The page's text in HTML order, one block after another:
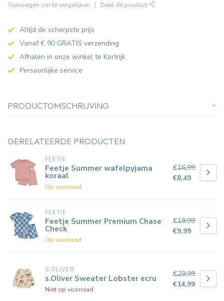
Toevoegen om te vergelijken Deel dit product
Altijd de scherpste prijs
Vanaf € 90 GRATIS verzending
Afhalen in onze winkel te Kortrijk
Persoonlijke service
PRODUCTOMSCHRIJVING
GERELATEERDE PRODUCTEN
FEETJE
Feetje Summer wafelpyjama
koraal
Op voorraad
€16,99
€8,49
FEETJE
Feetje Summer Premium Chase
Check
Op voorraad
€19,99
€9,99
S.OLIVER
s.Oliver Sweater Lobster ecru
Niet op voorraad
€29,99
€14,99